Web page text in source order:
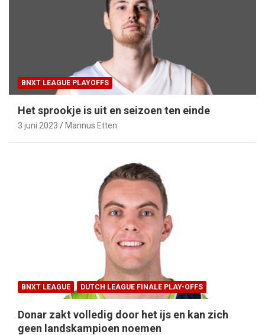
BNXT LEAGUE PLAYOFFS
Het sprookje is uit en seizoen ten einde
3 juni 2023 Mannus Etten
BNXT LEAGUE DUTCH LEAGUE FINALE PLAY-OFFS
Donar zakt volledig door het ijs en kan zich
geen landskampioen noemen